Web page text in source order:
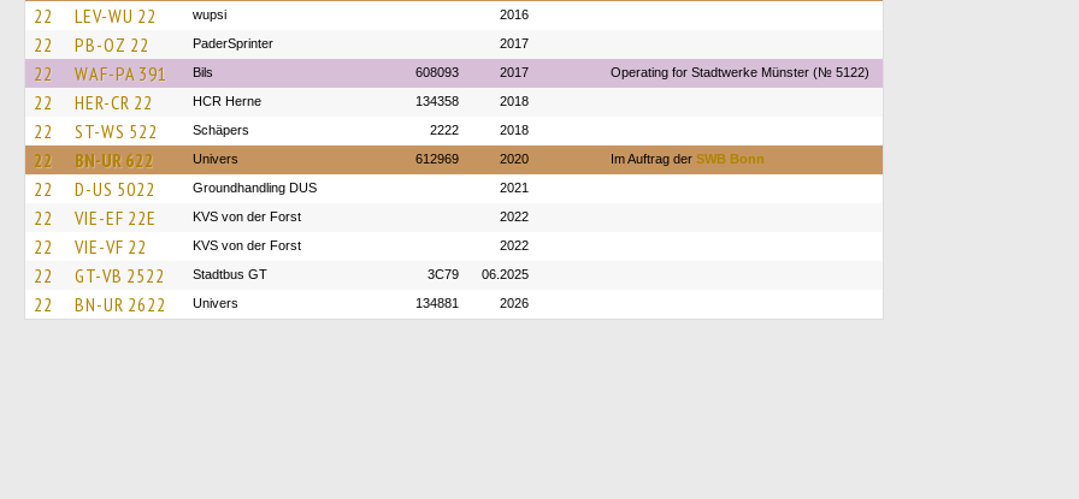
22 LEV-WU 22 wupsi 2016
22 PB-OZ 22 PaderSprinter 2017
22 WAF-PA 391 Bils 608093 2017 Operating for Stadtwerke Münster (№ 5122)
22 HER-CR 22 HCR Herne 134358 2018
22 ST-WS 522 Schäpers 2222 2018
22 BN-UR 622 Univers 612969 2020 Im Auftrag der SWB Bonn
22 D-US 5022 Groundhandling DUS 2021
22 VIE-EF 22E KVS von der Forst 2022
22 VIE-VF 22 KVS von der Forst 2022
22 GT-VB 2522 Stadtbus GT 3C79 06.2025
22 BN-UR 2622 Univers 134881 2026